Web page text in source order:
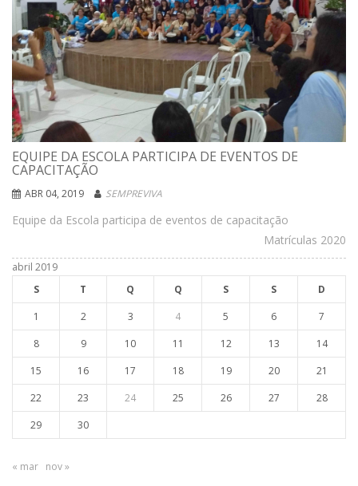
EQUIPE DA ESCOLA PARTICIPA DE EVENTOS DE
CAPACITAÇÃO
ABR 04, 2019 SEMPREVIVA
Equipe da Escola participa de eventos de capacitação
Matrículas 2020
abril 2019
S
T Q Q S S
D
1
2 3 4 5 6
7
8
9 10 11 12 13
14
15
16 17 18 19 20
21
22
23 24 25 26 27
28
29
30
« mar nov »